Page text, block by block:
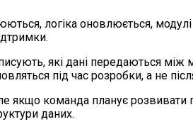
логіка оновлюється,
які дані передаються між
під час розробки, а не
команда планує розвивати
даних.